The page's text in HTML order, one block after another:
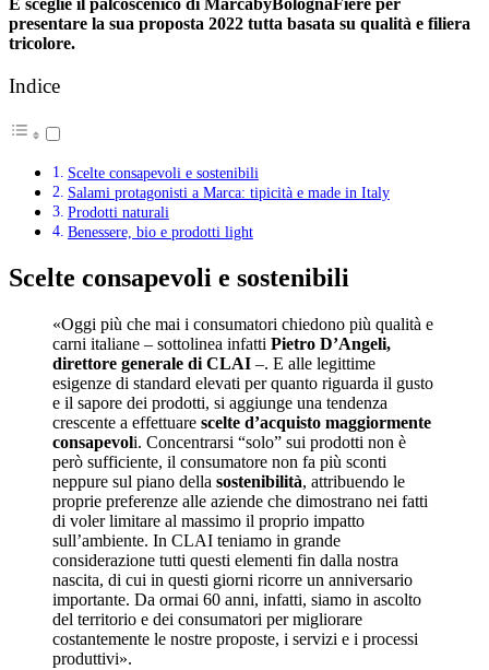
E sceglie il palcoscenico di MarcabyBolognaFiere per
presentare la sua proposta 2022 tutta basata su qualità e filiera
tricolore.
Indice
Scelte consapevoli e sostenibili
Salami protagonisti a Marca: tipicità e made in Italy
Prodotti naturali
Benessere, bio e prodotti light
Scelte consapevoli e sostenibili
«Oggi più che mai i consumatori chiedono più qualità e
carni italiane – sottolinea infatti Pietro D’Angeli,
direttore generale di CLAI –. E alle legittime
esigenze di standard elevati per quanto riguarda il gusto
e il sapore dei prodotti, si aggiunge una tendenza
crescente a effettuare scelte d’acquisto maggiormente
consapevoli. Concentrarsi “solo” sui prodotti non è
però sufficiente, il consumatore non fa più sconti
neppure sul piano della sostenibilità, attribuendo le
proprie preferenze alle aziende che dimostrano nei fatti
di voler limitare al massimo il proprio impatto
sull’ambiente. In CLAI teniamo in grande
considerazione tutti questi elementi fin dalla nostra
nascita, di cui in questi giorni ricorre un anniversario
importante. Da ormai 60 anni, infatti, siamo in ascolto
del territorio e dei consumatori per migliorare
costantemente le nostre proposte, i servizi e i processi
produttivi».